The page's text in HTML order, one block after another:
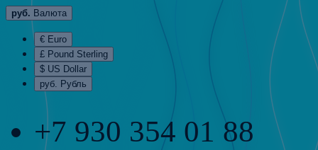
руб. Валюта
€ Euro
£ Pound Sterling
$ US Dollar
руб. Рубль
+7 930 354 01 88